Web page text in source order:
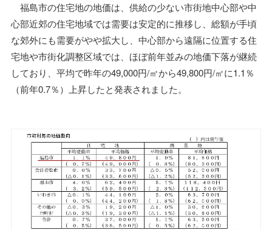
福島市の住宅地の地価は、供給の少ない市街地中心部や中
心部近郊の住宅地域では需要は安定的に推移し、総額が手頃
な郊外にも需要がやや拡大し、中心部から遠隔に位置する住
宅地や市街化調整区域では、ほぼ前年並みの地価下落が継続
しており、平均で昨年の49,000円/㎡から49,800円/㎡に1.1％
（前年0.7％）上昇したと発表されました。